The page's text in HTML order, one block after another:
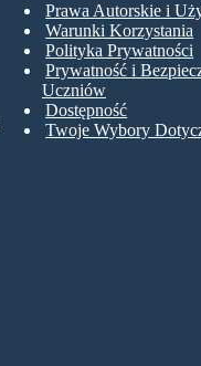
Prawa Autorskie i
Warunki Korzystania
Polityka Prywatności
Prywatność i
Uczniów
Dostępność
Twoje Wybory